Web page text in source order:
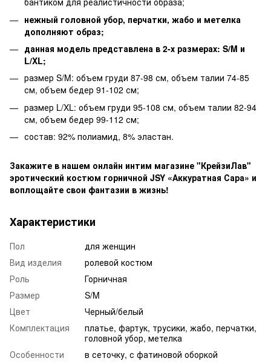
нежный головной убор, перчатки, жабо и метелка
дополняют образ;
данная модель представлена ​​в 2-х размерах: S/M и
L/XL;
размер S/M: объем груди 87-98 см, объем талии 74-85
см, объем бедер 91-102 см;
размер L/XL: объем груди 95-108 см, объем талии 82-94
см, объем бедер 99-112 см;
состав: 92% полиамид, 8% эластан.
Закажите в нашем онлайн интим магазине "КрейзиЛав"
эротический костюм горничной JSY «Аккуратная Сара» и
воплощайте свои фантазии в жизнь!
Характеристики
Пол
для женщин
Вид изделия
ролевой костюм
Роль
Горничная
Размер
S/M
Цвет
Черный/белый
Комплектация
платье, фартук, трусики, жабо, перчатки,
головной убор, метелка
Особенности
в сеточку, с фатиновой оборкой